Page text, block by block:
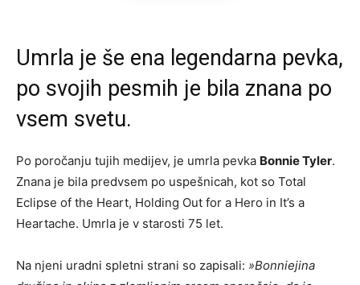
Umrla je še ena legendarna pevka,
po svojih pesmih je bila znana po
vsem svetu.
Po poročanju tujih medijev, je umrla pevka Bonnie Tyler.
Znana je bila predvsem po uspešnicah, kot so Total
Eclipse of the Heart, Holding Out for a Hero in It’s a
Heartache. Umrla je v starosti 75 let.
Na njeni uradni spletni strani so zapisali: »Bonniejina